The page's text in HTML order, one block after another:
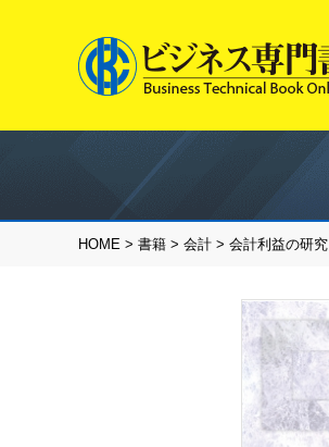
HOME > 書籍 > 会計 > 会計利益の研究